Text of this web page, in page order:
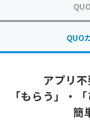
ト
オリジナル
QUO
アプリ
「もらう」・
簡